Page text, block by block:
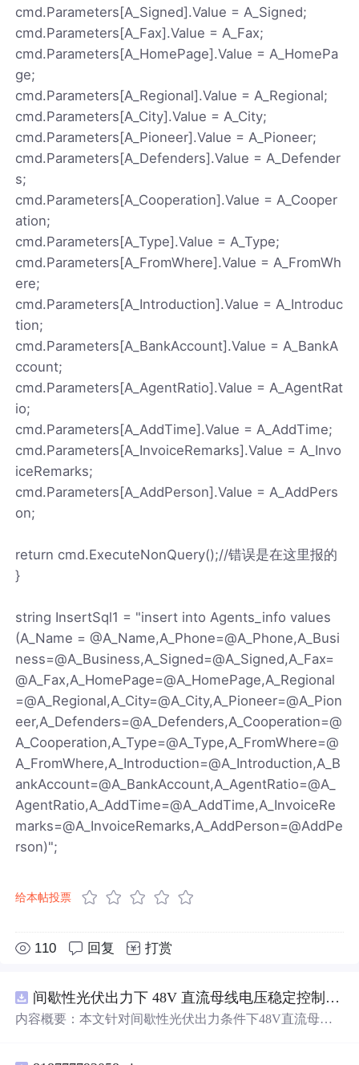
cmd.Parameters[A_Signed].Value = A_Signed;
cmd.Parameters[A_Fax].Value = A_Fax;
cmd.Parameters[A_HomePage].Value = A_HomePa
ge;
cmd.Parameters[A_Regional].Value = A_Regional;
cmd.Parameters[A_City].Value = A_City;
cmd.Parameters[A_Pioneer].Value = A_Pioneer;
cmd.Parameters[A_Defenders].Value = A_Defender
s;
cmd.Parameters[A_Cooperation].Value = A_Cooper
ation;
cmd.Parameters[A_Type].Value = A_Type;
cmd.Parameters[A_FromWhere].Value = A_FromWh
ere;
cmd.Parameters[A_Introduction].Value = A_Introduc
tion;
cmd.Parameters[A_BankAccount].Value = A_BankA
ccount;
cmd.Parameters[A_AgentRatio].Value = A_AgentRat
io;
cmd.Parameters[A_AddTime].Value = A_AddTime;
cmd.Parameters[A_InvoiceRemarks].Value = A_Invo
iceRemarks;
cmd.Parameters[A_AddPerson].Value = A_AddPers
on;
return cmd.ExecuteNonQuery();//错误是在这里报的
}
string InsertSql1 = "insert into Agents_info values
(A_Name = @A_Name,A_Phone=@A_Phone,A_Busi
ness=@A_Business,A_Signed=@A_Signed,A_Fax=
@A_Fax,A_HomePage=@A_HomePage,A_Regional
=@A_Regional,A_City=@A_City,A_Pioneer=@A_Pion
eer,A_Defenders=@A_Defenders,A_Cooperation=@
A_Cooperation,A_Type=@A_Type,A_FromWhere=@
A_FromWhere,A_Introduction=@A_Introduction,A_B
ankAccount=@A_BankAccount,A_AgentRatio=@A_
AgentRatio,A_AddTime=@A_AddTime,A_InvoiceRe
marks=@A_InvoiceRemarks,A_AddPerson=@AddPe
rson)";
给本帖投票
110 回复 打赏
间歇性光伏出力下 48V 直流母线电压稳定控制及储能双向充放电闭环调控体系研究（Simulink仿真实现）
内容概要：本文针对间歇性光伏出力条件下48V直流母线